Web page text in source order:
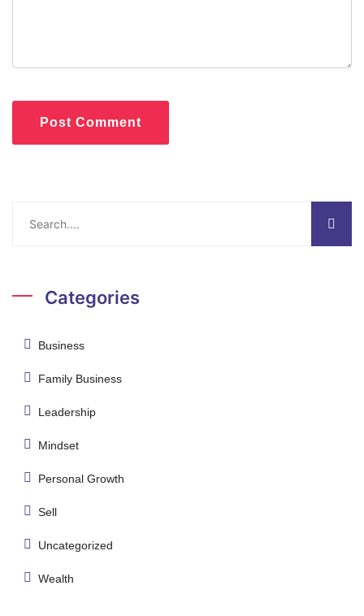
Post Comment
Categories
Business
Family Business
Leadership
Mindset
Personal Growth
Sell
Uncategorized
Wealth